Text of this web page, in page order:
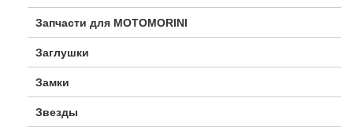
Запчасти для MOTOMORINI
Заглушки
Замки
Звезды